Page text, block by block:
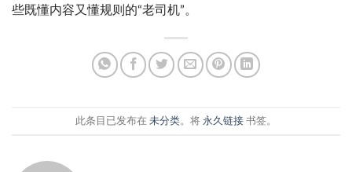
些既懂内容又懂规则的“老司机”。
此条目已发布在 未分类。将 永久链接 书签。